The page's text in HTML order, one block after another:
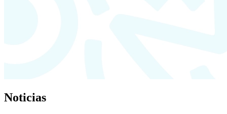
Noticias